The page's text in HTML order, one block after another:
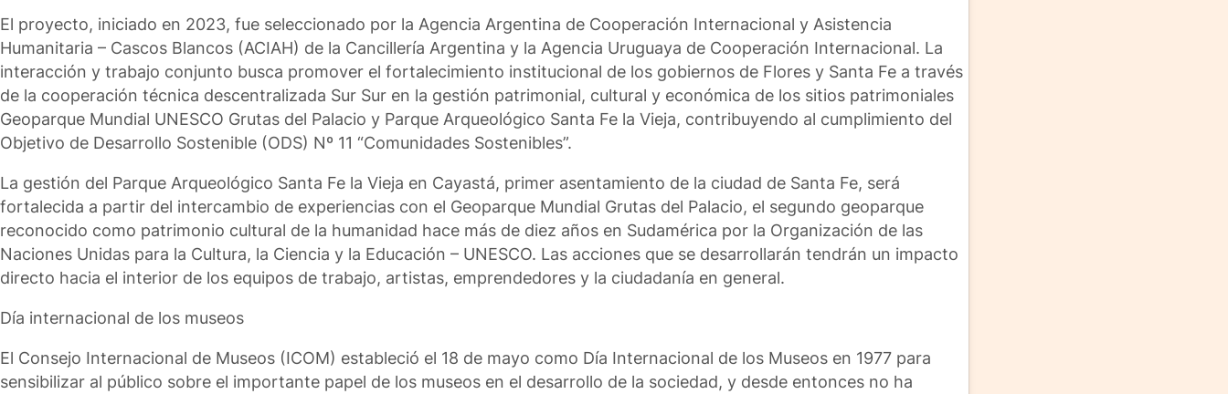
El proyecto, iniciado en 2023, fue seleccionado por la Agencia Argentina de Cooperación Internacional y Asistencia
Humanitaria – Cascos Blancos (ACIAH) de la Cancillería Argentina y la Agencia Uruguaya de Cooperación Internacional. La
interacción y trabajo conjunto busca promover el fortalecimiento institucional de los gobiernos de Flores y Santa Fe a través
de la cooperación técnica descentralizada Sur Sur en la gestión patrimonial, cultural y económica de los sitios patrimoniales
Geoparque Mundial UNESCO Grutas del Palacio y Parque Arqueológico Santa Fe la Vieja, contribuyendo al cumplimiento del
Objetivo de Desarrollo Sostenible (ODS) Nº 11 “Comunidades Sostenibles”.
La gestión del Parque Arqueológico Santa Fe la Vieja en Cayastá, primer asentamiento de la ciudad de Santa Fe, será
fortalecida a partir del intercambio de experiencias con el Geoparque Mundial Grutas del Palacio, el segundo geoparque
reconocido como patrimonio cultural de la humanidad hace más de diez años en Sudamérica por la Organización de las
Naciones Unidas para la Cultura, la Ciencia y la Educación – UNESCO. Las acciones que se desarrollarán tendrán un impacto
directo hacia el interior de los equipos de trabajo, artistas, emprendedores y la ciudadanía en general.
Día internacional de los museos
El Consejo Internacional de Museos (ICOM) estableció el 18 de mayo como Día Internacional de los Museos en 1977 para
sensibilizar al público sobre el importante papel de los museos en el desarrollo de la sociedad, y desde entonces no ha